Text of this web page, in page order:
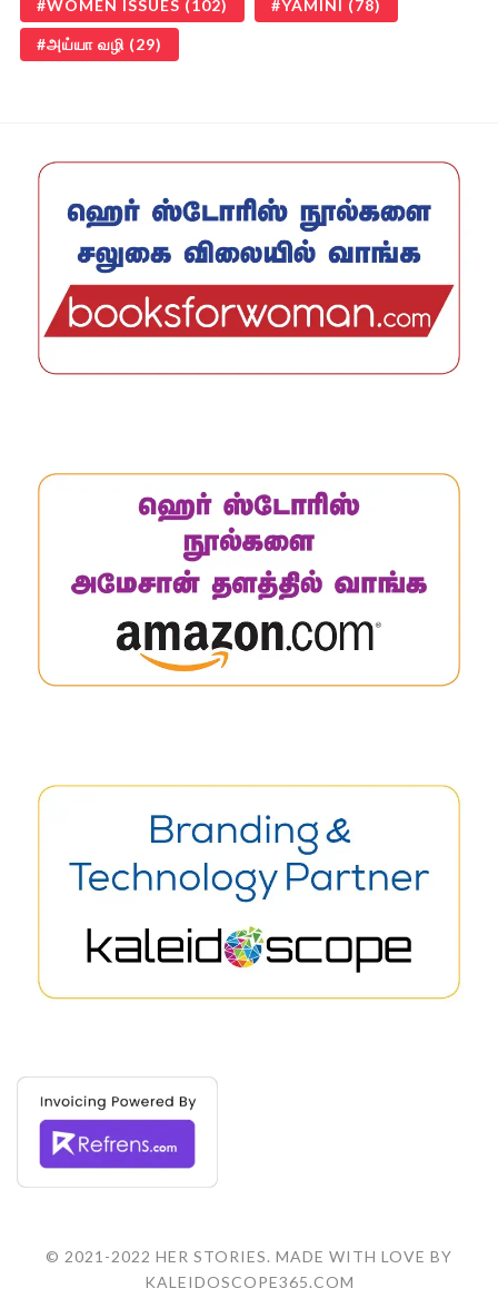
WOMEN ISSUES (102) YAMINI (78)
அய்யா வழி (29)
© 2021-2022 HER STORIES. MADE WITH LOVE BY
KALEIDOSCOPE365.COM